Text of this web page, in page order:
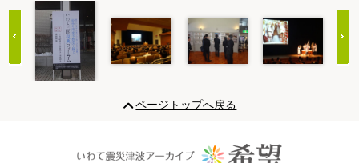
20
ページトップへ戻る